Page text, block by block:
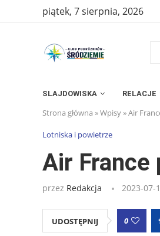
piątek, 7 sierpnia, 2026
SLAJDOWISKA RELACJE
Strona główna »Wpisy»Air
Lotniska i powietrze
Air France
przez Redakcja 2023-07-
UDOSTĘPNIJ 0